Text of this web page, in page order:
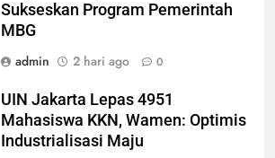
Sukseskan Program Pemerintah
MBG
admin
2 hari ago 0
UIN Jakarta Lepas 4951
Mahasiswa KKN, Wamen: Optimis
Industrialisasi Maju